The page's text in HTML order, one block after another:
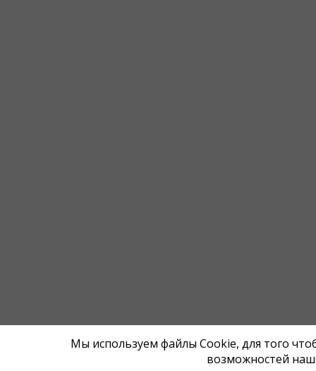
Мы используем файлы Cookie, для того
возможностей